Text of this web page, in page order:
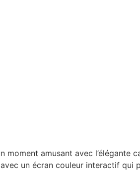
moment amusant avec l’élégante
un écran couleur interactif